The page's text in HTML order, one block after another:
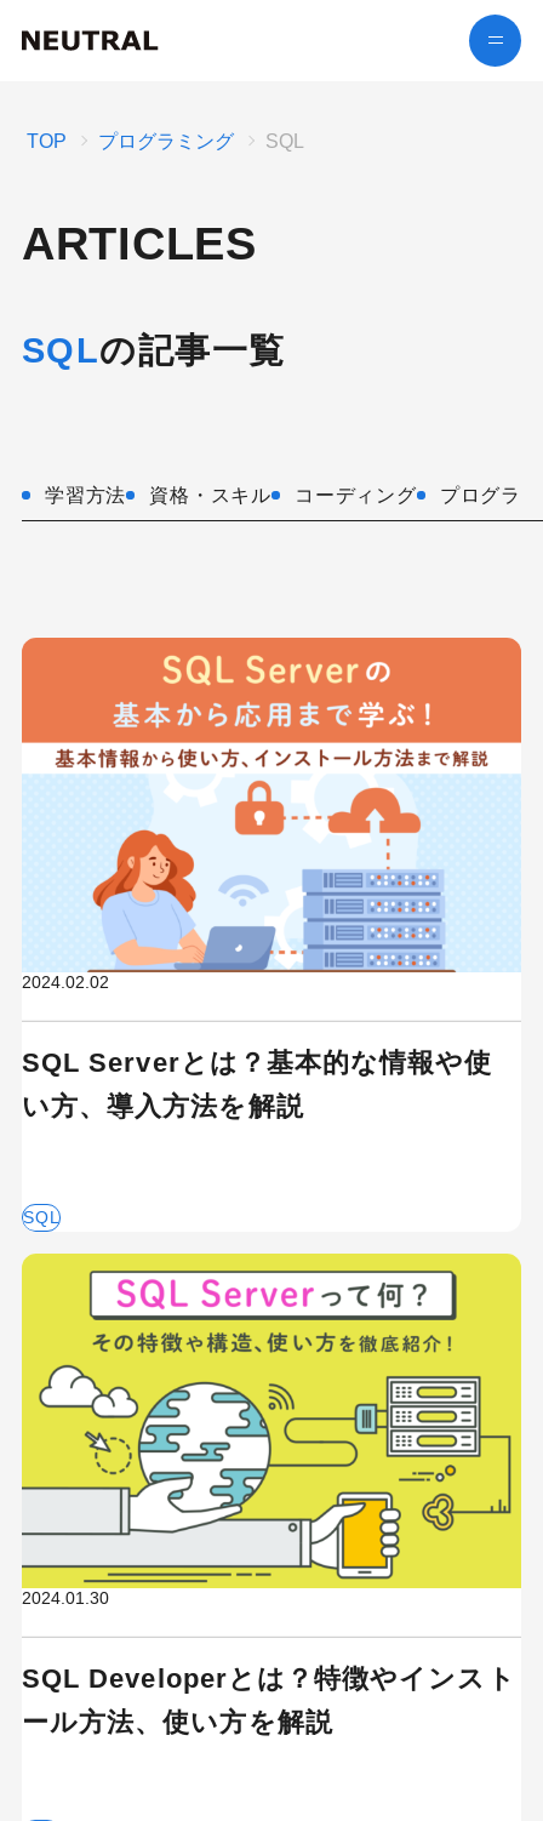
TOP プログラミング SQL
ARTICLES
SQLの記事一覧
学習方法 資格・スキル コーディング プログラ
2024.02.02
SQL Serverとは？基本的な情報や使
い方、導入方法を解説
SQL
2024.01.30
SQL Developerとは？特徴やインスト
ール方法、使い方を解説